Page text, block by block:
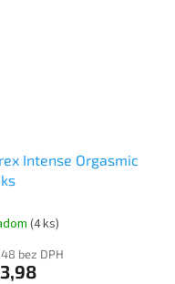
Intense Orgasmic
(4 ks)
bez DPH